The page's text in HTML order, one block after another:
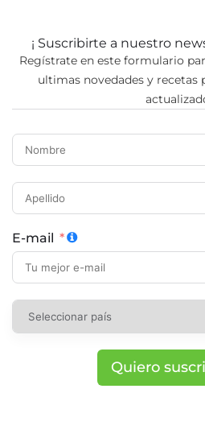
¡ Suscribirte a nuestro
Regístrate en este formulario
ultimas novedades y recetas
E-mail
Quiero